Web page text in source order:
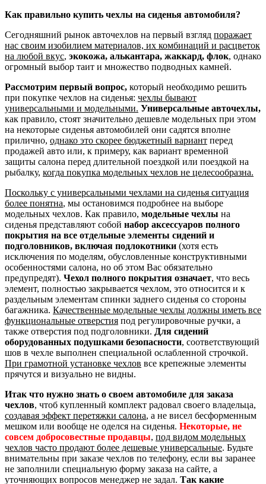
Как правильно купить чехлы на сиденья автомобиля?
Сегодняшний рынок авточехлов на первый взгляд поражает
нас своим изобилием материалов, их комбинаций и расцветок
на любой вкус, экокожа, алькантара, жаккард, флок, однако
огромный выбор таит и множество подводных камней.
Рассмотрим первый вопрос, который необходимо решить
при покупке чехлов на сиденья: чехлы бывают
универсальными и модельными. Универсальные авточехлы,
как правило, стоят значительно дешевле модельных при этом
на некоторые сиденья автомобилей они садятся вполне
прилично, однако это скорее бюджетный вариант перед
продажей авто или, к примеру, как вариант временной
защиты салона перед длительной поездкой или поездкой на
рыбалку, когда покупка модельных чехлов не целесообразна.
Поскольку с универсальными чехлами на сиденья ситуация
более понятна, мы остановимся подробнее на выборе
модельных чехлов. Как правило, модельные чехлы на
сиденья представляют собой набор аксессуаров полного
покрытия на все отдельные элементы сидений и
подголовников, включая подлокотники (хотя есть
исключения по моделям, обусловленные конструктивными
особенностями салона, но об этом Вас обязательно
предупредят). Чехол полного покрытия означает, что весь
элемент, полностью закрывается чехлом, это относится и к
раздельным элементам спинки заднего сиденья со стороны
багажника. Качественные модельные чехлы должны иметь все
функциональные отверстия под регулировочные ручки, а
также отверстия под подголовники. Для сидений
оборудованных подушками безопасности, соответствующий
шов в чехле выполнен специальной ослабленной строчкой.
При грамотной установке чехлов все крепежные элементы
прячутся и визуально не видны.
Итак что нужно знать о своем автомобиле для заказа
чехлов, чтоб купленный комплект радовал своего владельца,
создавая эффект перетяжки салона, а не висел бесформенным
мешком или вообще не оделся на сиденья. Некоторые, не
совсем добросовестные продавцы, под видом модельных
чехлов часто продают более дешевые универсальные. Будьте
внимательны при заказе чехлов по телефону, если вы заранее
не заполнили специальную форму заказа на сайте, а
уточняющих вопросов менеджер не задал. Так какие